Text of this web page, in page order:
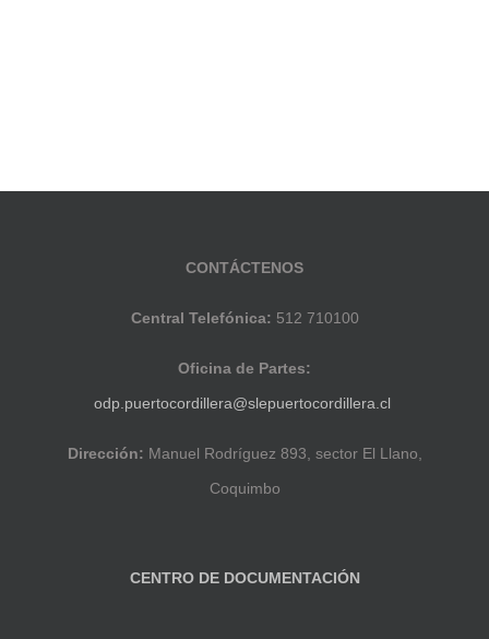
CONTÁCTENOS
Central Telefónica: 512 710100
Oficina de Partes:
odp.puertocordillera@slepuertocordillera.cl
Dirección: Manuel Rodríguez 893, sector El Llano,
Coquimbo
CENTRO DE DOCUMENTACIÓN